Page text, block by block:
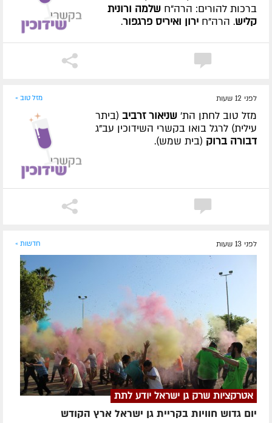
ברכות להורים: הרה"ח שלמה ורונית
קליש. הרה"ח ירון ואיריס פרגפור.
לפני 12 שעות מזל טוב »
מזל טוב לחתן הת' שניאור זרביב (ביתר
עילית) לרגל בואו בקשרי השידוכין עב"ג
דבורה ברוק (בית שמש).
לפני 13 שעות חדשות »
אטרקציות שרק גן ישראל יודע לתת
יום גדוש חוויות בקריית גן ישראל ארץ הקודש